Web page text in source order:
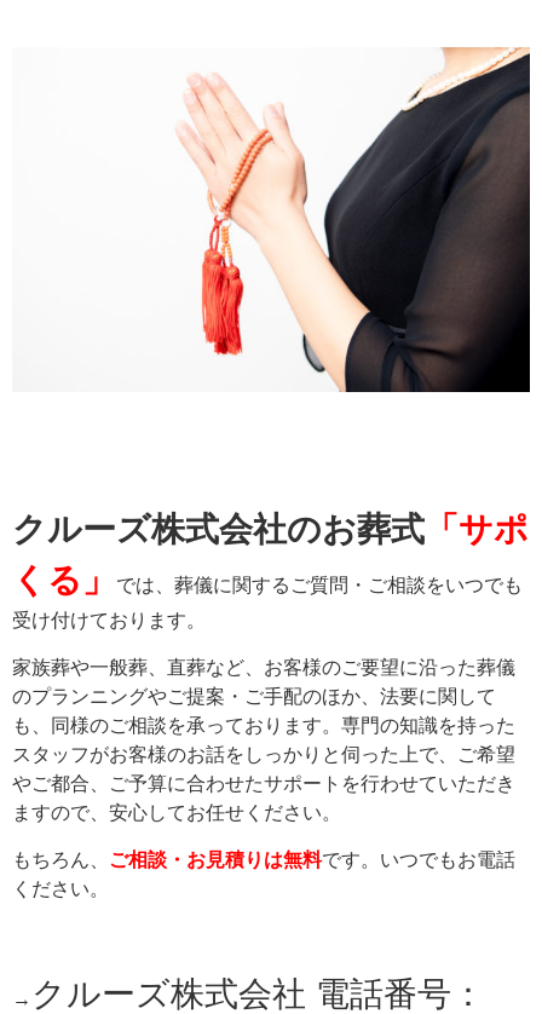
クルーズ株式会社のお葬式 「サポ
くる」
では、葬儀に関するご質問・ご相談をいつでも
受け付けております。
家族葬や一般葬、直葬など、お客様のご要望に沿った葬儀
のプランニングやご提案・ご手配のほか、法要に関して
も、同様のご相談を承っております。専門の知識を持った
スタッフがお客様のお話をしっかりと伺った上で、ご希望
やご都合、ご予算に合わせたサポートを行わせていただき
ますので、安心してお任せください。
もちろん、 ご相談・お見積りは無料です。いつでもお電話
ください。
→ クルーズ株式会社 電話番号：